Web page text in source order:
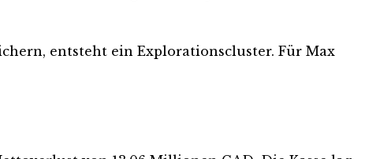
entsteht ein Explorationscluster. Für Max